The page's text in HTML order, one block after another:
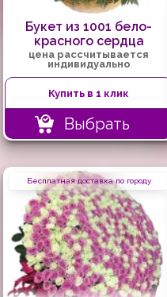
Букет из 1001 бело-
красного сердца
цена рассчитывается
индивидуально
Купить в 1 клик
Выбрать
Бесплатная доставка по городу